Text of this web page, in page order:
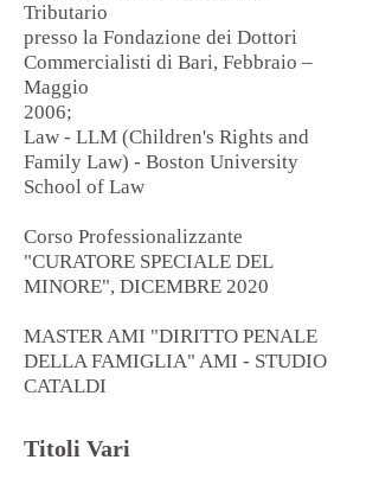
Tributario
presso la Fondazione dei Dottori
Commercialisti di Bari, Febbraio –
Maggio
2006;
Law - LLM (Children's Rights and
Family Law) - Boston University
School of Law
Corso Professionalizzante
"CURATORE SPECIALE DEL
MINORE", DICEMBRE 2020
MASTER AMI "DIRITTO PENALE
DELLA FAMIGLIA" AMI - STUDIO
CATALDI
Titoli Vari